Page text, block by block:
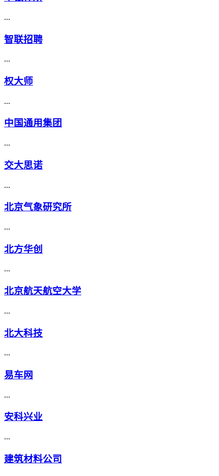
...
智联招聘
...
权大师
...
中国通用集团
...
交大思诺
...
北京气象研究所
...
北方华创
...
北京航天航空大学
...
北大科技
...
易车网
...
安科兴业
...
建筑材料公司